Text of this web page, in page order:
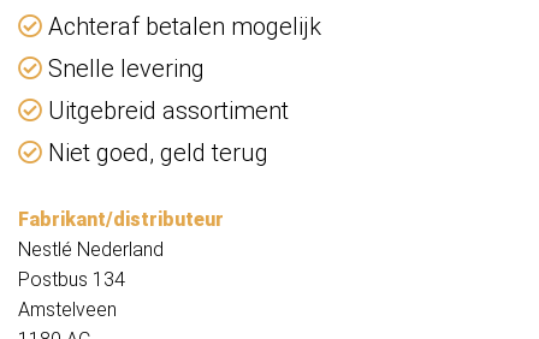
Achteraf betalen mogelijk
Snelle levering
Uitgebreid assortiment
Niet goed, geld terug
Fabrikant/distributeur
Nestlé Nederland
Postbus 134
Amstelveen